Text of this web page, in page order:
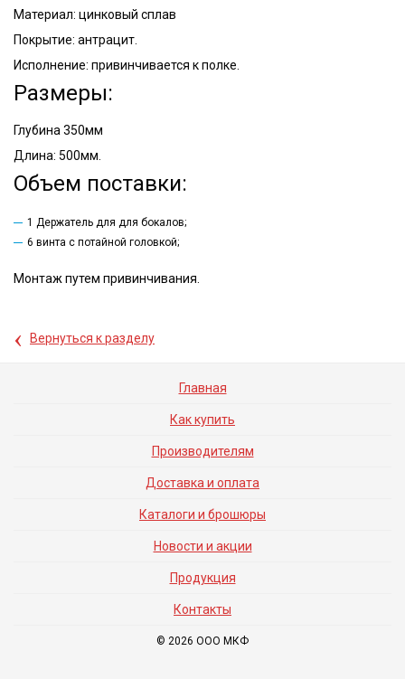
Материал: цинковый сплав
Покрытие: антрацит.
Исполнение: привинчивается к полке.
Размеры:
Глубина 350мм
Длина: 500мм.
Объем поставки:
1 Держатель для для бокалов;
6 винта с потайной головкой;
Монтаж путем привинчивания.
‹ Вернуться к разделу
Главная
Как купить
Производителям
Доставка и оплата
Каталоги и брошюры
Новости и акции
Продукция
Контакты
© 2026 ООО МКФ